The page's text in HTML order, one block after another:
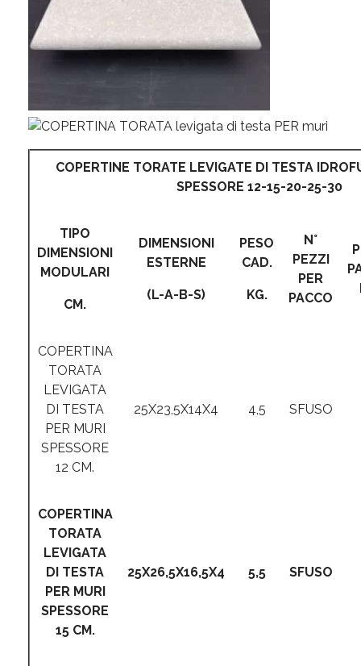
COPERTINE TORATE LEVIGATE DI TESTA
SPESSORE 12-15-20-25-30
TIPO
DIMENSIONI
MODULARI
CM.
DIMENSIONI
ESTERNE
(L-A-B-S)
PESO
CAD.
KG.
N°
PEZZI
PER
PACCO
COPERTINA
TORATA
LEVIGATA
DI TESTA
PER MURI
SPESSORE
12 CM.
25X23,5X14X4 4,5 SFUSO
COPERTINA
TORATA
LEVIGATA
DI TESTA
PER MURI
SPESSORE
15 CM.
25X26,5X16,5X4 5,5 SFUSO